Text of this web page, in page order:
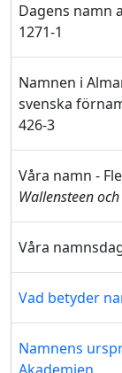
Dagens namn
1271-1
Namnen i
svenska
426-3
Våra namn -
Wallensteen
Våra
Vad betyder
Namnens